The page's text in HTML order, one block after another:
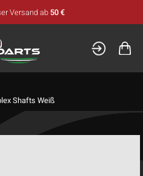
Versand ab 50 €
Shafts Weiß